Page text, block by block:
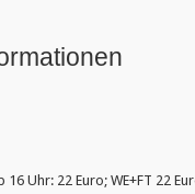
Uhr: 22 Euro; WE+FT 22